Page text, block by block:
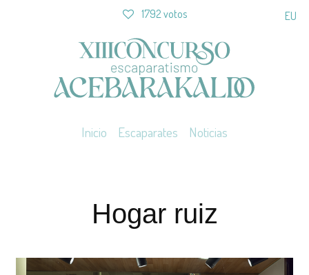
1792 votos EU
Inicio Escaparates Noticias
Hogar ruiz